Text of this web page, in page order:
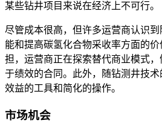
某些钻井项目来说在经济上不可行。
尽管成本很高，但许多运营商认识
能和提高碳氢化合物采收率方面的
担，运营商正在探索替代商业模式
于绩效的合同。此外，随钻测井技
效益的工具和简化的操作。
市场机会